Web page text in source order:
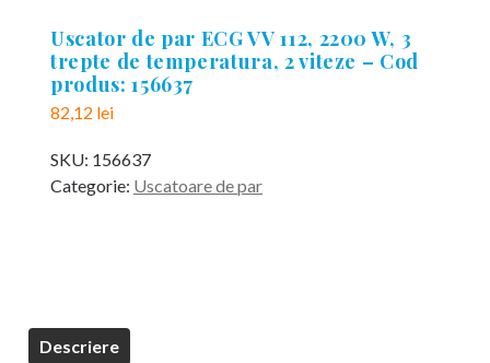
Uscator de par ECG VV 112, 2200 W, 3
trepte de temperatura, 2 viteze – Cod
produs: 156637
82,12 lei
SKU: 156637
Categorie: Uscatoare de par
Descriere